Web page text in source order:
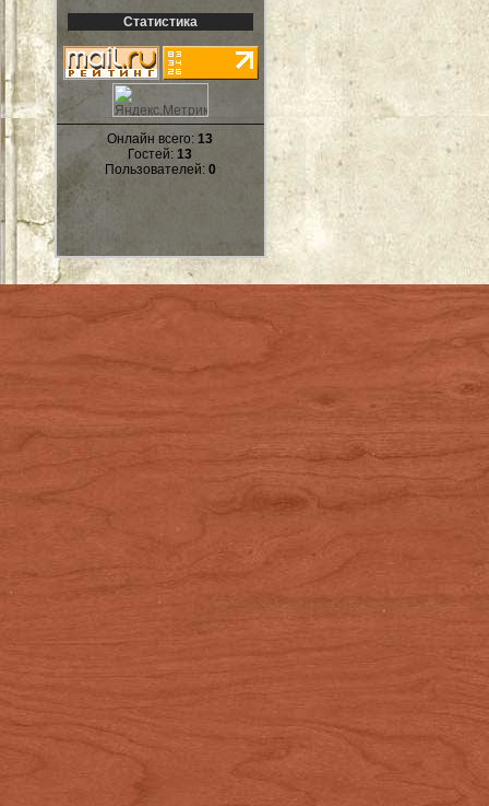
Статистика
Онлайн всего:13
Гостей:13
Пользователей: 0